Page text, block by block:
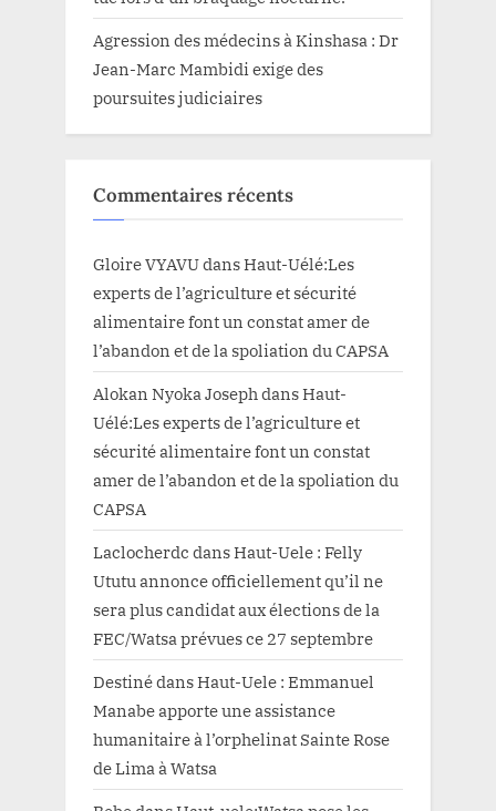
Agression des médecins à Kinshasa : Dr
Jean-Marc Mambidi exige des
poursuites judiciaires
Commentaires récents
Gloire VYAVUdansHaut-Uélé:Les
experts de l’agriculture et sécurité
alimentaire font un constat amer de
l’abandon et de la spoliation du CAPSA
Alokan Nyoka Joseph dansHaut-
Uélé:Les experts de l’agriculture et
sécurité alimentaire font un constat
amer de l’abandon et de la spoliation du
CAPSA
Laclocherdc dansHaut-Uele : Felly
Ututu annonce officiellement qu’il ne
sera plus candidat aux élections de la
FEC/Watsa prévues ce 27 septembre
DestinédansHaut-Uele : Emmanuel
Manabe apporte une assistance
humanitaire à l’orphelinat Sainte Rose
de Lima à Watsa